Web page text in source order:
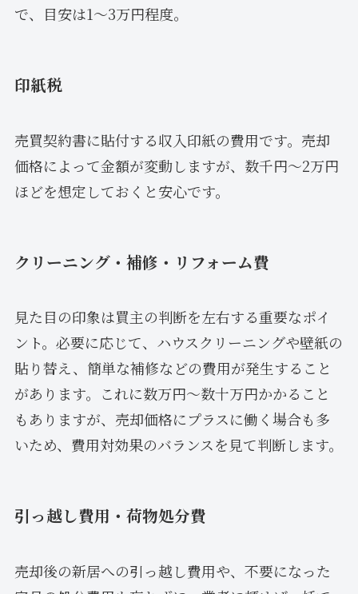
で、目安は1～3万円程度。
印紙税
売買契約書に貼付する収入印紙の費用です。売却
価格によって金額が変動しますが、数千円～2万円
ほどを想定しておくと安心です。
クリーニング・補修・リフォーム費
見た目の印象は買主の判断を左右する重要なポイ
ント。必要に応じて、ハウスクリーニングや壁紙の
貼り替え、簡単な補修などの費用が発生すること
があります。これに数万円～数十万円かかること
もありますが、売却価格にプラスに働く場合も多
いため、費用対効果のバランスを見て判断します。
引っ越し費用・荷物処分費
売却後の新居への引っ越し費用や、不要になった